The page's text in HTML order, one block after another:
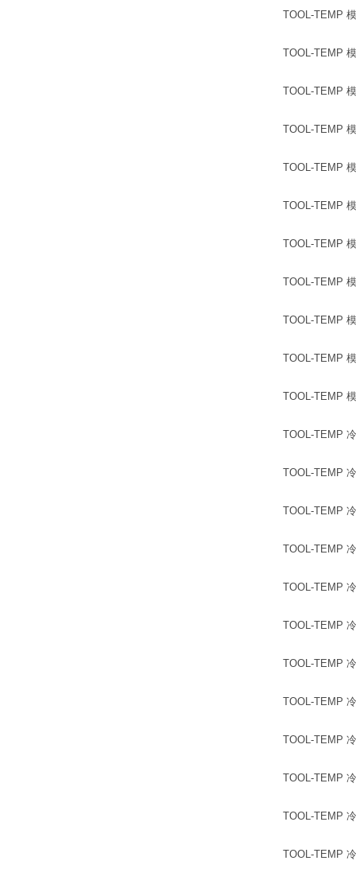
TOOL-TEMP 模
TOOL-TEMP 模
TOOL-TEMP 模
TOOL-TEMP 模
TOOL-TEMP 模
TOOL-TEMP 模
TOOL-TEMP 模
TOOL-TEMP 模
TOOL-TEMP 模
TOOL-TEMP 模
TOOL-TEMP 模
TOOL-TEMP 冷
TOOL-TEMP 冷
TOOL-TEMP 冷
TOOL-TEMP 冷
TOOL-TEMP 冷
TOOL-TEMP 冷
TOOL-TEMP 冷
TOOL-TEMP 冷
TOOL-TEMP 冷
TOOL-TEMP 冷
TOOL-TEMP 冷
TOOL-TEMP 冷